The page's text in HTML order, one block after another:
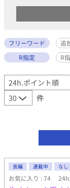
フリーワード
追
R指定
R
件
長編 連載中 なし
お気に入り : 74